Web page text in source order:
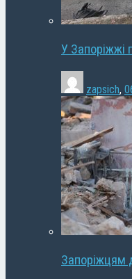
У Запоріжжі
zapsich,
Запоріжцям